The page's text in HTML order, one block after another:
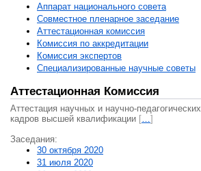
Аппарат национального совета
Совместное пленарное заседание
Аттестационная комисcия
Комиссия по аккредитации
Комиссия экспертов
Специализированные научные советы
Аттестационная Комиссия
Аттестация научных и научно-педагогических
кадров высшей квалификации […]
Заседания:
30 октября 2020
31 июля 2020